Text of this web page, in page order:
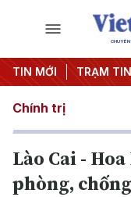
CHUYÊN
TIN MỚI TRẠM
3 #APEC 2027
Chính trị
Lào Cai -
phòng,